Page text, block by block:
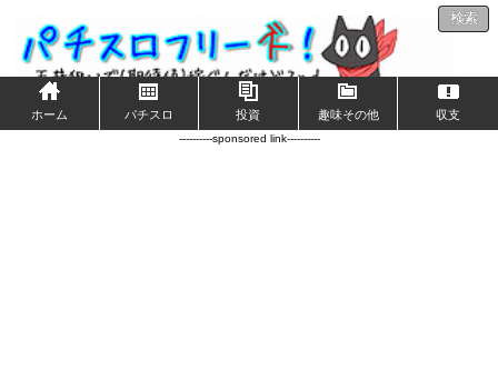
検索
ホーム パチスロ 投資 趣味その他 収支
----------sponsored link----------